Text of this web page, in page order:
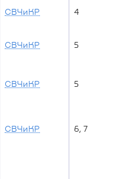
СВЧиКР 4
СВЧиКР 5
СВЧиКР 5
СВЧиКР 6, 7